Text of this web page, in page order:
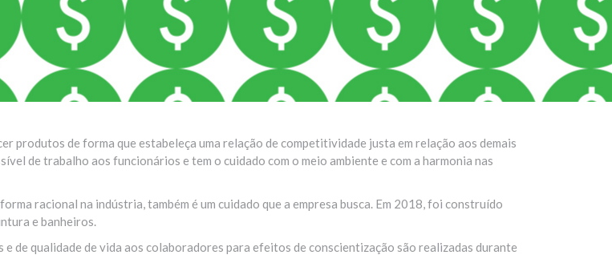
produtos de forma que estabeleça uma relação de competitividade justa em relação aos demais
de trabalho aos funcionários e tem o cuidado com o meio ambiente e com a harmonia nas
racional na indústria, também é um cuidado que a empresa busca. Em 2018, foi construído
e banheiros.
de qualidade de vida aos colaboradores para efeitos de conscientização são realizadas durante